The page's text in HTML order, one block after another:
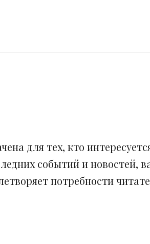
для тех, кто
событий и
потребности